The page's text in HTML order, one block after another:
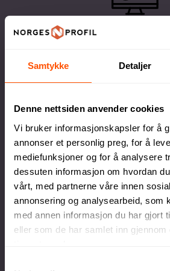
Samtykke Detaljer
Denne nettsiden anvender cookies
Vi bruker informasjonskapsler for å
annonser et personlig preg, for å
mediefunksjoner og for å analysere
dessuten informasjon om hvordan
vårt, med partnerne våre innen
annonsering og analysearbeid, som
med annen informasjon du har gjort
eller som de har samlet inn gjennom
Design og
rådgivere for perfekt
Full kontroll
Du godkjenner alltid korrektur
ordren i